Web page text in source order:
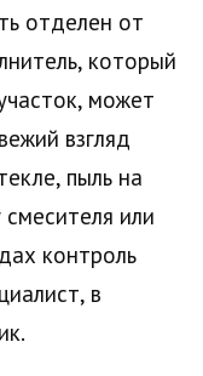
отделен от
который
может
взгляд
пыль на
или
контроль
в